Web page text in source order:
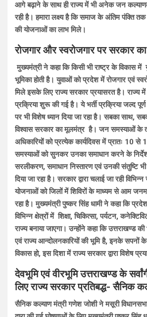
आगे बढ़ाने के साथ ही राज्य में भी अनेक जन
रही है। हमारा लक्ष्य है कि समाज के अंतिम पंक्ति
की योजनाओं का लाभ मिले।
रोजगार और स्वरोजगार पर सरकार
मुख्यमंत्री ने कहा कि किसी भी राष्ट्र के विकास में
भूमिका होती है। युवाओं को प्रदेश में रोजगार एवं
मिले इसके लिए राज्य सरकार प्रयासरत है। राज्य में
प्रक्रिया शुरू की गई है। ये भर्ती प्रक्रिया जल्द
पर भी विशेष ध्यान दिया जा रहा है। सबका साथ,
विश्वास सरकार का मूलमंत्र है। जन समस्याओं के
अधिकारियों को प्रत्येक कार्यदिवस में प्रातः 10
समस्याओं को सुनकर उनका समाधान करने के निर्देश
सरलीकरण, समाधान निस्तारण एवं उनकी संतुष्टि भी
दिया जा रहा है। सरकार द्वारा चलाई जा रही
योजनाओं को जिलों में शिविरों के माध्यम से आम
रहा है। मुख्यमंत्री पुष्कर सिंह धामी ने कहा कि
विभिन्न क्षेत्रों में शिक्षा, चिकित्सा, पर्यटन,
राज्य बनाया जाएगा। उन्होंने कहा कि उत्तराखण्ड की
एवं राज्य आन्दोलनकारियों की भूमि है, इनके सपनों
विकास हो, इस दिशा में राज्य सरकार द्वारा विशेष
देवभूमि एवं वीरभूमि उत्तराखण्ड के
लिए राज्य सरकार प्रतिबद्ध- सैनिक
सैनिक कल्याण मंत्री गणेश जोशी ने मसूरी